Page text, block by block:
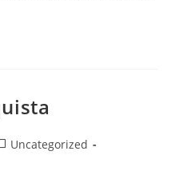
Uncategorized